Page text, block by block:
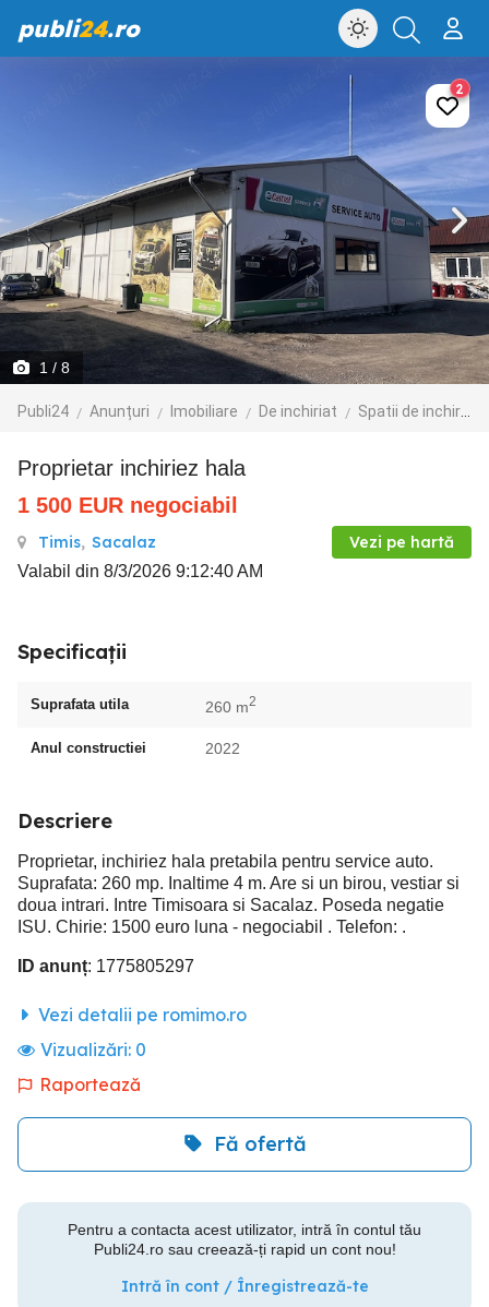
publi24.ro
1 / 8
Publi24 Anunțuri Imobiliare De inchiriat Spatii de inchiriat
2
Proprietar inchiriez hala
1 500 EUR negociabil
Timis, Sacalaz Vezi pe hartă
Valabil din 8/3/2026 9:12:40 AM
Specificații
Suprafata utila 260 m2
Anul constructiei 2022
Descriere
Proprietar, inchiriez hala pretabila pentru service auto.
Suprafata: 260 mp. Inaltime 4 m. Are si un birou, vestiar si
doua intrari. Intre Timisoara si Sacalaz. Poseda negatie
ISU. Chirie: 1500 euro luna - negociabil . Telefon: .
ID anunț: 1775805297
Vezi detalii pe romimo.ro
Vizualizări: 0
Raportează
Fă ofertă
Pentru a contacta acest utilizator, intră în contul tău
Publi24.ro sau creează-ți rapid un cont nou!
Intră în cont / Înregistrează-te